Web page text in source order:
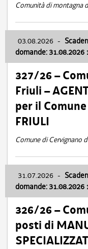
Comunità di montagna
03.08.2026 -
domande: 31.08.2026
327/26 –
Friuli –
per il
FRIULI
Comune di Cervignano
31.07.2026 -
domande: 31.08.2026
326/26 –
posti di